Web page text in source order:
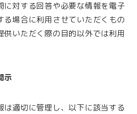
に対する回答や必要な情報を電子
る場合に利用させていただくもの
供いただく際の目的以外では利用
示
は適切に管理し、以下に該当する